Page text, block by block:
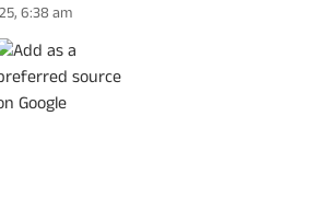
6:38 am